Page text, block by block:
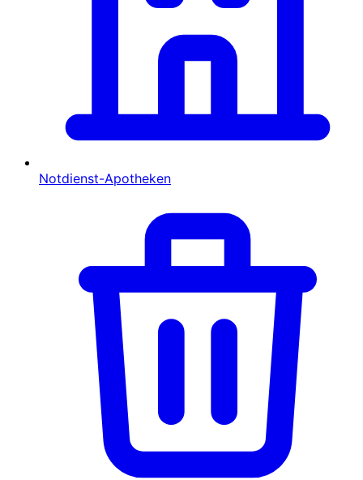
Notdienst-Apotheken